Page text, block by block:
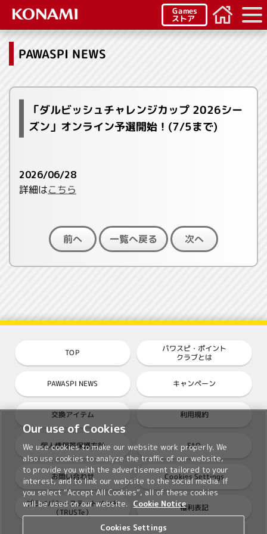
Games
ストア
PAWASPI NEWS
「ダルビッシュチャレンジカップ 2026シー
ズン」オンライン予選開始！(7/5まで)
2026/06/28
詳細はこちら
前へ 一覧へ戻る 次へ
TOP パワスピ・ポイント
クラブとは
PAWASPI NEWS キャンペーン
交換アイテム 利用規約
個人情報等保護方針 FAQ
お問い合わせ Cookies Settings
プライバシーステートメント
（TRUSTe） 権利表記
Our use of Cookies
We use cookies to make our website work properly. We
also use cookies to analyze the traffic of our website,
to provide you with the advertisement tailored to your
interest, and to link our website to the social media. If
you select “Accept All Cookies”, all of these cookies
will be used on our website.
Cookie Notice
Cookies Settings